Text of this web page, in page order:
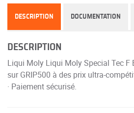
DESCRIPTION DOCUMENTATION
DESCRIPTION
Liqui Moly Liqui Moly Special Tec F
sur GRIP500 à des prix ultra-
· Paiement sécurisé.